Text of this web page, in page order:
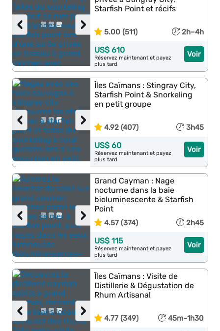
›
‹
Starfish Point et récifs
5.00 (511) 2h–4h
Voir
US$ 610
Réservez maintenant et payez
plus tard
›
‹
Îles Caïmans : Stingray City,
Starfish Point & Snorkeling
en petit groupe
4.92 (407) 3h45
Voir
US$ 60
Réservez maintenant et payez
plus tard
›
‹
Grand Cayman : Nage
nocturne dans la baie
bioluminescente & Starfish
Point
4.57 (374) 2h45
Voir
US$ 115
Réservez maintenant et payez
plus tard
›
‹
Îles Caïmans : Visite de
Distillerie & Dégustation de
Rhum Artisanal
4.77 (349) 45m–1h30